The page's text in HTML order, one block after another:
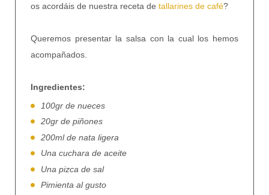
os acordáis de nuestra receta de tallarines de café?
Queremos presentar la salsa con la cual los hemos
acompañados.
Ingredientes:
100gr de nueces
20gr de piñones
200ml de nata ligera
Una cuchara de aceite
Una pizca de sal
Pimienta al gusto